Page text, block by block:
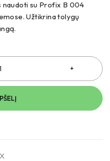
naudoti su Profix B 004
Užtikrina tolygų